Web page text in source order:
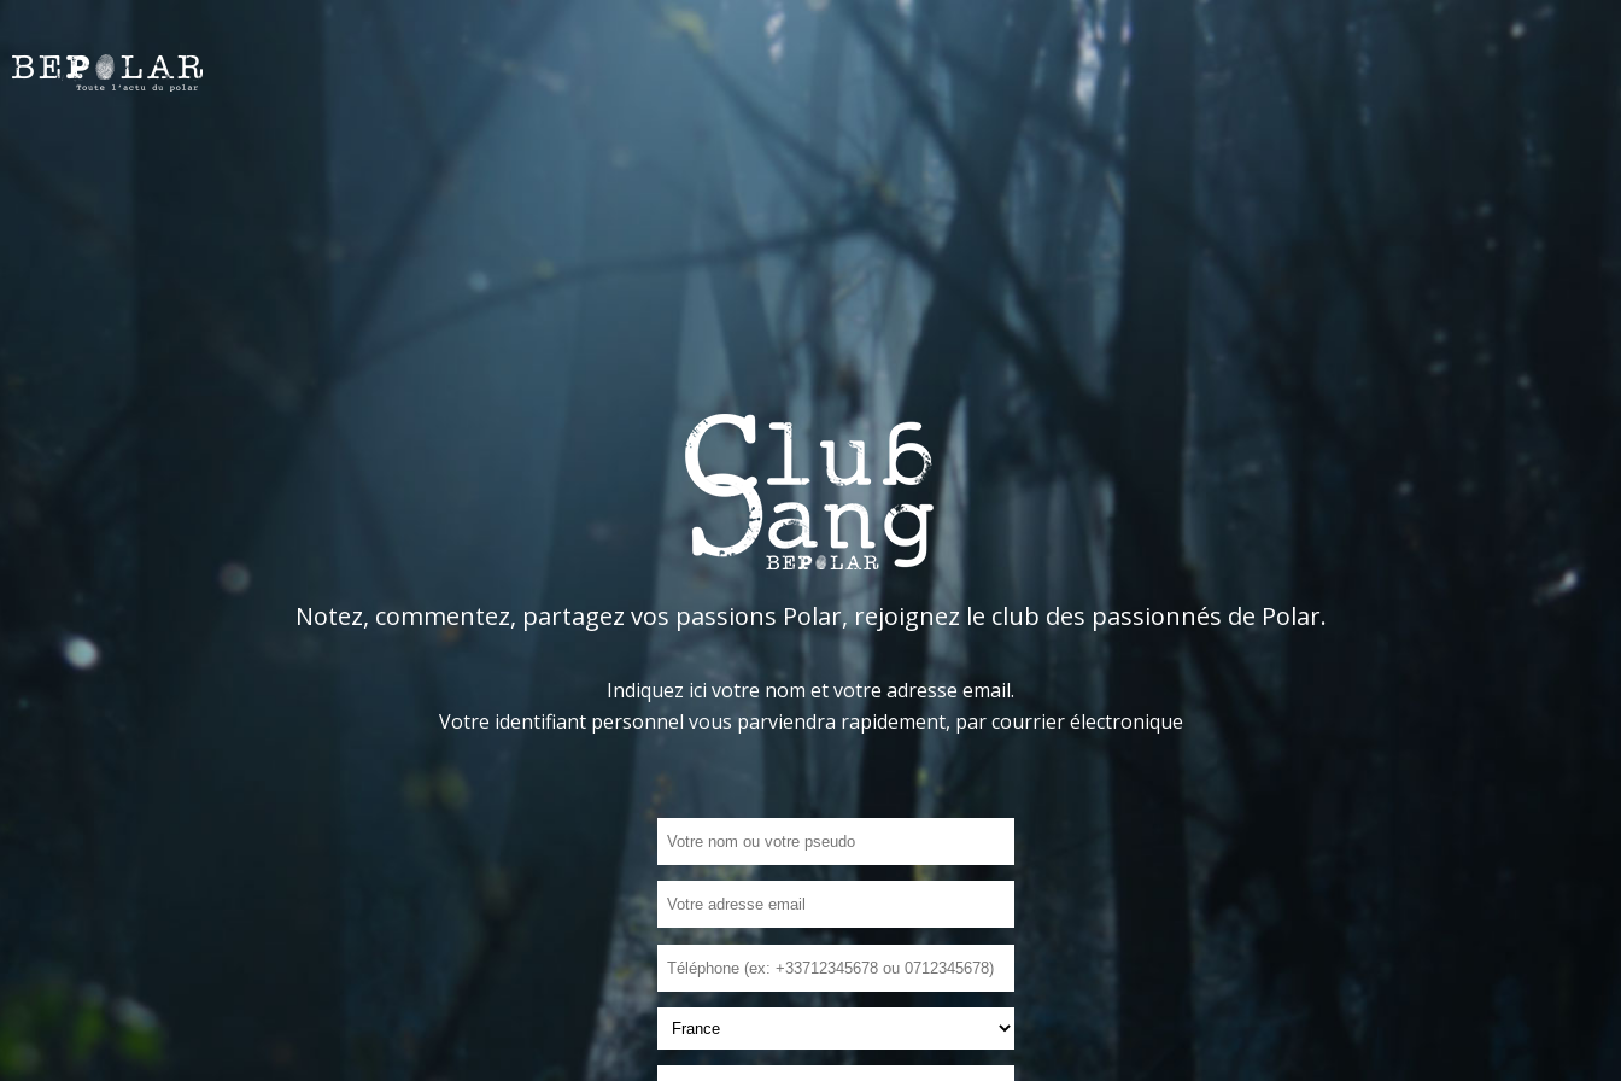
Notez, commentez, partagez vos passions Polar, rejoignez le club des passionnés de Polar.
Indiquez ici votre nom et votre adresse email.
Votre identifiant personnel vous parviendra rapidement, par courrier électronique